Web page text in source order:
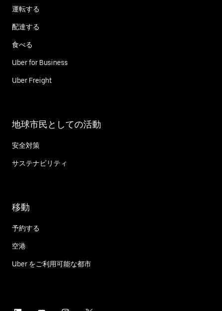
運転する
配達する
食べる
Uber for Business
Uber Freight
地球市民としての活動
安全対策
サステナビリティ
移動
予約する
空港
Uber をご利用可能な都市